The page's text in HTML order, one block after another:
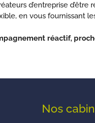
d’entreprise
en vous fournissant
réactif,
Nos